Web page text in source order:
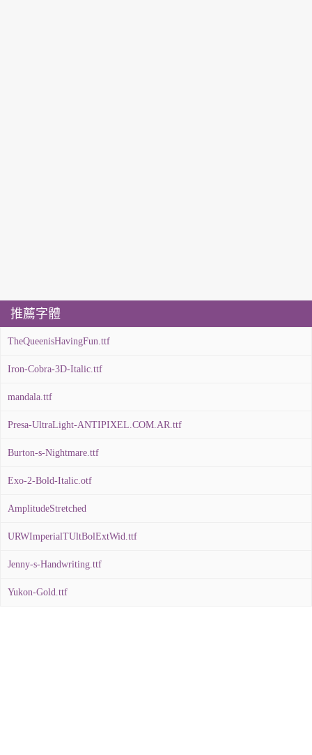
推薦字體
TheQueenisHavingFun.ttf
Iron-Cobra-3D-Italic.ttf
mandala.ttf
Presa-UltraLight-ANTIPIXEL.COM.AR.ttf
Burton-s-Nightmare.ttf
Exo-2-Bold-Italic.otf
AmplitudeStretched
URWImperialTUltBolExtWid.ttf
Jenny-s-Handwriting.ttf
Yukon-Gold.ttf